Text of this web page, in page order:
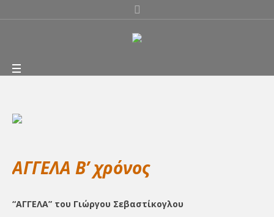
ΑΓΓΕΛΑ Β’ χρόνος
“ΑΓΓΕΛΑ” του Γιώργου Σεβαστίκογλου